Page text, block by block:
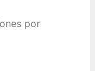
por